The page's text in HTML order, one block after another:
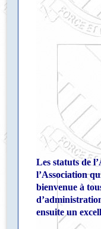
Les statuts de
l’Association
bienvenue à
ensuite un